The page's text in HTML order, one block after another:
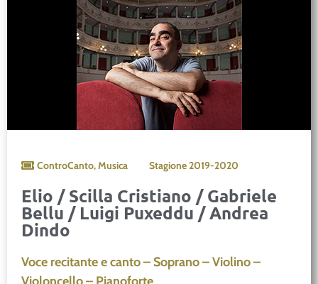
ControCanto,Musica Stagione2019-2020
Elio / Scilla Cristiano / Gabriele
Bellu / Luigi Puxeddu / Andrea
Dindo
Voce recitante e canto – Soprano – Violino –
Violoncello – Pianoforte